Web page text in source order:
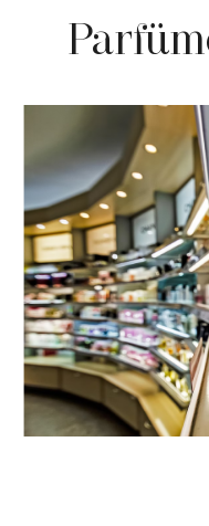
Über YBPN
Aktionen
Storefinder